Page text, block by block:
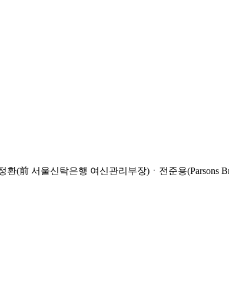
(前 서울신탁은행 여신관리부장)ㆍ전준용(Parsons